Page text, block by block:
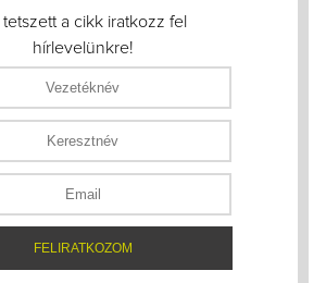
tetszett a cikk iratkozz fel
hírlevelünkre!